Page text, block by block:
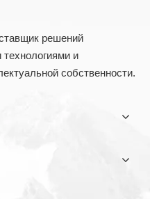
вам справиться с
с проблемой
проблемы, кажется, что
вас, как решить